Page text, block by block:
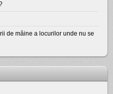
de mâine a locurilor unde nu se